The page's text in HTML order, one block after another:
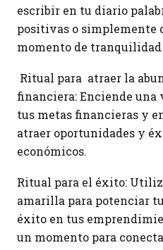
escribir en tu diario
positivas o simplemente
momento de
Ritual para atraer la
financiera: Enciende
tus metas financieras y
atraer oportunidades y
económicos.
Ritual para el éxito:
amarilla para potenciar
éxito en tus
un momento para